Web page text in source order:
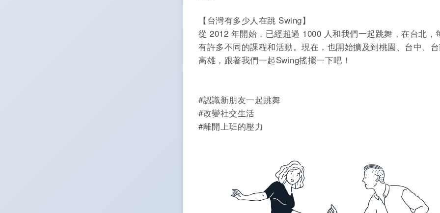
【台灣有多少人在跳 Swing】
從 2012 年開始，已經超過 1000 人和我們一起跳舞，在台北，
有許多不同的課程和活動。現在，也開始擴及到桃園、台中、
高雄，跟著我們一起Swing搖擺一下吧！
#認識新朋友一起跳舞
#改變社交生活
#離開上班的壓力